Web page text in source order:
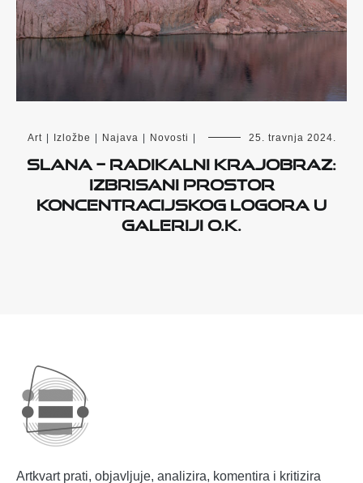
Art Izložbe Najava Novosti 25. travnja 2024.
SLANA – Radikalni krajobraz:
izbrisani prostor
koncentracijskog logora u
Galeriji O.K.
Artkvart prati, objavljuje, analizira, komentira i kritizira